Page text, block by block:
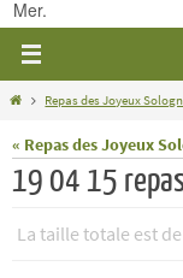
Mer.
HomeRepas des Joyeux
« Repas des Joyeux
19 04 15
La taille totale est de